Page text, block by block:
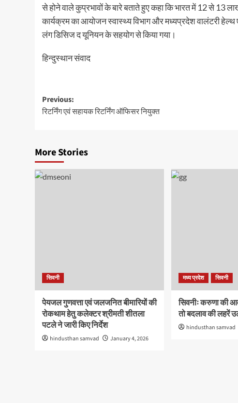
से होने वाले कुप्रभावों के बारे बताते हुए कहा कि भारत में 12 से 13
कार्यक्रम का आयोजन स्वास्थ्य विभाग और मध्यप्रदेश वालंटरी
लंग डिसिज द यूनियन के सहयोग से किया गया।
हिन्दुस्थान संवाद
Post
navigation
Previous:
रिटर्निंग एवं सहायक रिटर्निंग ऑफिसर नियुक्त
More Stories
सिवनी
पेयजल गुणवत्ता एवं जलजनित बीमारियों की
रोकथाम हेतु कलेक्टर श्रीमती शीतला
पटले ने जारी किए निर्देश
hindusthan samvad January 4, 2026
मध्य प्रदेश सिवनी
सिवनीः करुणा की
तो बदलाव की लहरें
hindusthan samvad